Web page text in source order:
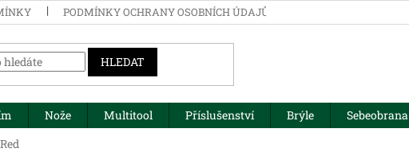
PODMÍNKY OCHRANY OSOBNÍCH ÚDAJŮ
HLEDAT
Nože Multitool Příslušenství Brýle Sebeobrana